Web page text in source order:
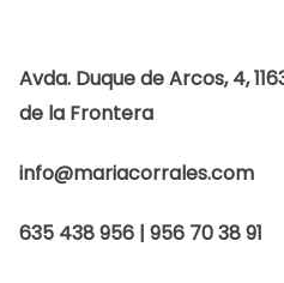
Avda. Duque de Arcos, 4,
de la Frontera
info@mariacorrales.com
635 438 956 | 956 70 38 91